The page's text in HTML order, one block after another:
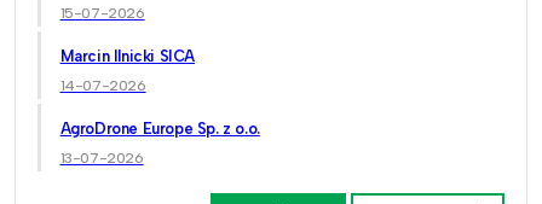
15-07-2026
Marcin Ilnicki SICA
14-07-2026
AgroDrone Europe Sp. z o.o.
13-07-2026